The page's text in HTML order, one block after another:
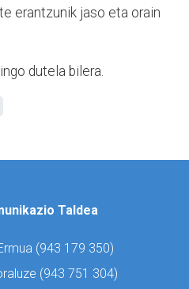
erantzunik jaso eta orain
dutela bilera.
Taldea
(943 179 350)
(943 751 304)